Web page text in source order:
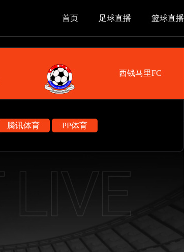
首页 足球直播 篮球直播
西钱马里FC
腾讯体育 PP体育